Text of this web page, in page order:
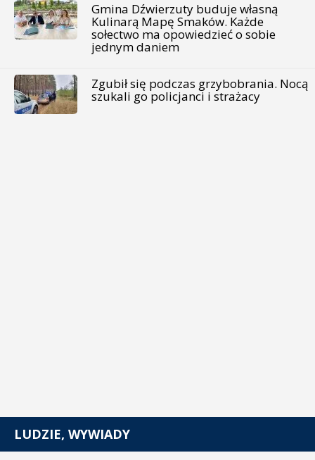
Gmina Dźwierzuty buduje własną
Kulinarą Mapę Smaków. Każde
sołectwo ma opowiedzieć o sobie
jednym daniem
Zgubił się podczas grzybobrania. Nocą
szukali go policjanci i strażacy
LUDZIE, WYWIADY